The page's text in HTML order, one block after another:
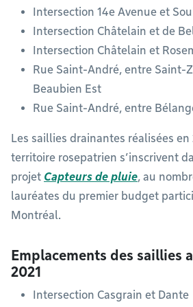
Intersection 14e Avenue et
Intersection Châtelain et de
Intersection Châtelain et
Rue Saint-André, entre Saint-
Beaubien Est
Rue Saint-André, entre
Les saillies drainantes réalisées
territoire rosepatrien s’inscrivent
projet Capteurs de pluie, au
lauréates du premier budget
Montréal.
Emplacements des saillies
2021
Intersection Casgrain et Dante